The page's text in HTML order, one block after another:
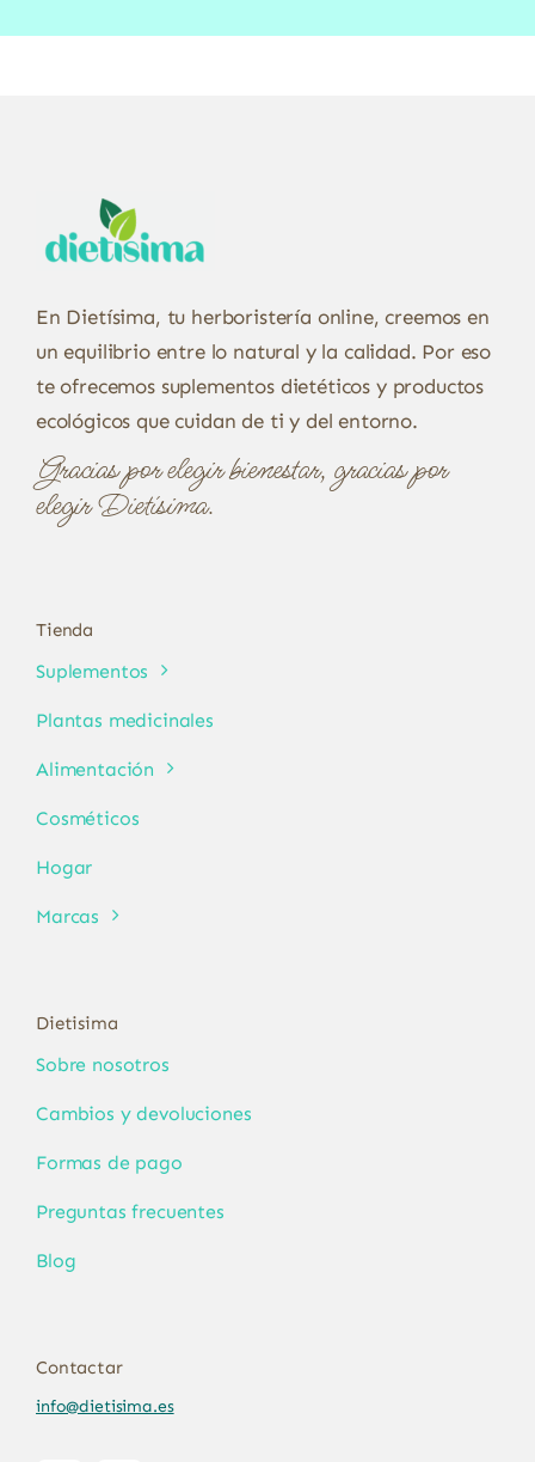
En Dietísima, tu herboristería online, creemos en
un equilibrio entre lo natural y la calidad. Por eso
te ofrecemos suplementos dietéticos y productos
ecológicos que cuidan de ti y del entorno.
Gracias por elegir bienestar, gracias por
elegir Dietísima.
Tienda
Suplementos
Plantas medicinales
Alimentación
Cosméticos
Hogar
Marcas
Dietisima
Sobre nosotros
Cambios y devoluciones
Formas de pago
Preguntas frecuentes
Blog
Contactar
info@dietisima.es